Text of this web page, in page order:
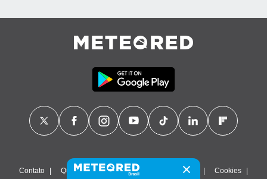
Contato Quem Somos FAQ Termos de uso Cookies